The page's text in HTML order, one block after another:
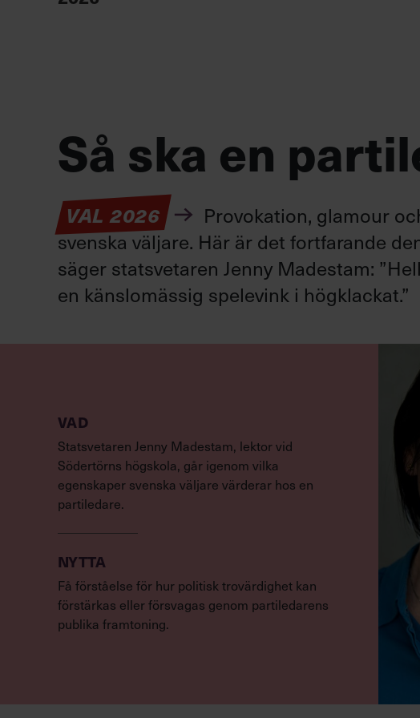
Så ska en
VAL 2026
Provokation, glamour
svenska väljare. Här är det fortfarande
säger statsvetaren Jenny Madestam:
en känslomässig spelevink i högklackat.”
VAD
Statsvetaren Jenny Madestam, lektor vid
Södertörns högskola, går igenom vilka
egenskaper svenska väljare värderar hos en
partiledare.
NYTTA
Få förståelse för hur politisk trovärdighet kan
förstärkas eller försvagas genom partiledarens
publika framtoning.